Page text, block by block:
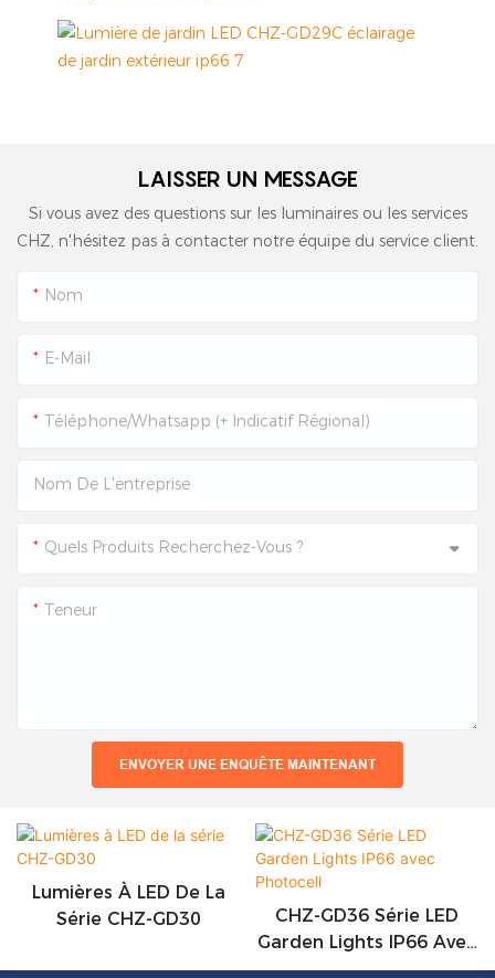
LAISSER UN MESSAGE
Si vous avez des questions sur les luminaires ou les services
CHZ, n'hésitez pas à contacter notre équipe du service client.
Nom
E-Mail
Téléphone/Whatsapp (+ Indicatif Régional)
Nom De L'entreprise
Quels Produits Recherchez-Vous ?
Teneur
ENVOYER UNE ENQUÊTE MAINTENANT
Lumières À LED De La
Série CHZ-GD30
CHZ-GD36 Série LED
Garden Lights IP66 Avec
Photocell